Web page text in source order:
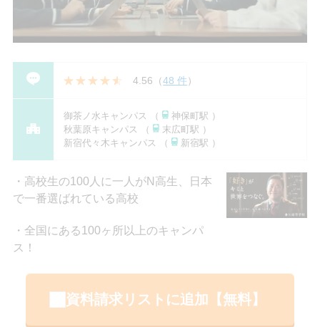
4.56 （48 件）
御茶ノ水キャンパス （
神保町駅 ）
秋葉原キャンパス （
末広町駅 ）
新宿代々木キャンパス （
新宿駅 ）
高校生の100人に一人がN高生、日本
で一番選ばれている高校
全国にある100ヶ所以上のキャンパ
ス！
資料請求リストに追加【無料】